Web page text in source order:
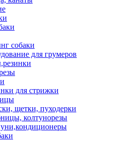
собаки
для грумеров
для стрижки
щетки, пуходерки
колтунорезы